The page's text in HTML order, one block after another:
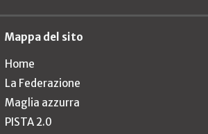
Mappa del sito
Home
La Federazione
Maglia azzurra
PISTA 2.0